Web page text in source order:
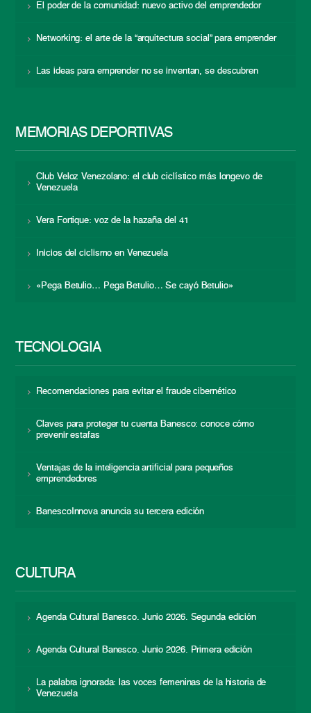
El poder de la comunidad: nuevo activo del emprendedor
Networking: el arte de la “arquitectura social” para emprender
Las ideas para emprender no se inventan, se descubren
MEMORIAS DEPORTIVAS
Club Veloz Venezolano: el club ciclístico más longevo de
Venezuela
Vera Fortique: voz de la hazaña del 41
Inicios del ciclismo en Venezuela
«Pega Betulio… Pega Betulio… Se cayó Betulio»
TECNOLOGÍA
Recomendaciones para evitar el fraude cibernético
Claves para proteger tu cuenta Banesco: conoce cómo
prevenir estafas
Ventajas de la inteligencia artificial para pequeños
emprendedores
BanescoInnova anuncia su tercera edición
CULTURA
Agenda Cultural Banesco. Junio 2026. Segunda edición
Agenda Cultural Banesco. Junio 2026. Primera edición
La palabra ignorada: las voces femeninas de la historia de
Venezuela